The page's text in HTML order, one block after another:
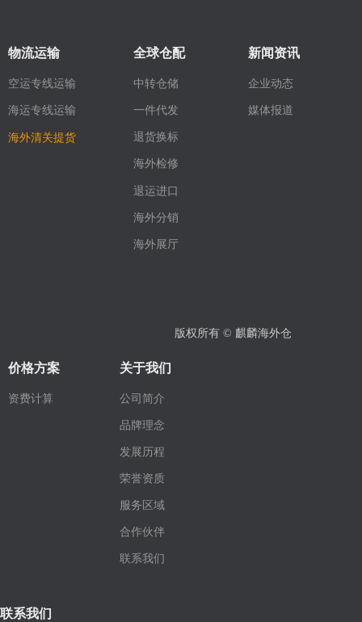
物流运输
空运专线运输
海运专线运输
海外清关提货
全球仓配
中转仓储
一件代发
退货换标
海外检修
退运进口
海外分销
海外展厅
新闻资讯
企业动态
媒体报道
联系我们
价格方案
资费计算
关于我们
公司简介
品牌理念
发展历程
荣誉资质
服务区域
合作伙伴
联系我们
版权所有 © 麒麟海外仓